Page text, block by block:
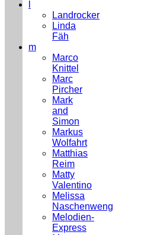
Landrocker
Linda
Fäh
m
Marco
Knittel
Marc
Pircher
Mark
and
Simon
Markus
Wolfahrt
Matthias
Reim
Matty
Valentino
Melissa
Naschenweng
Melodien-
Express